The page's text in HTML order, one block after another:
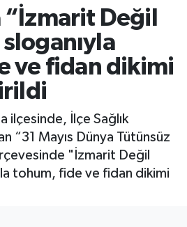
Değil
ve fidan dikimi
ilçesinde, İlçe Sağlık
“31 Mayıs Dünya Tütünsüz
"İzmarit Değil
tohum, fide ve fidan dikimi